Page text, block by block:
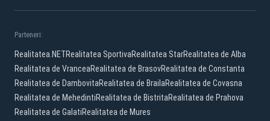
Parteneri:
Realitatea.NETRealitatea SportivaRealitatea StarRealitatea de Alba
Realitatea de VranceaRealitatea de BrasovRealitatea de Constanta
Realitatea de DambovitaRealitatea de BrailaRealitatea de Covasna
Realitatea de MehedintiRealitatea de BistritaRealitatea de Prahova
Realitatea de GalatiRealitatea de Mures